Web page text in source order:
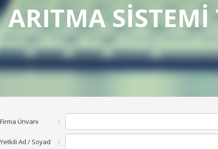
ARITMA SİSTEMİ
Firma Ünvanı :
Yetkili Ad / Soyad :